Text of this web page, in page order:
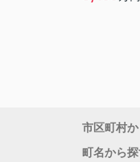
市区町村
町名から